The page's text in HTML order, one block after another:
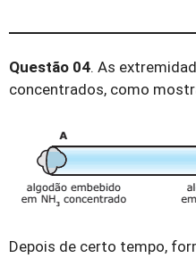
Questão 04. As
concentrados, como
Depois de certo tempo,